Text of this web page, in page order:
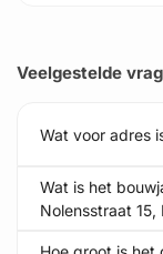
Veelgestelde
Wat voor adres
Wat is het
Nolensstraat 15,